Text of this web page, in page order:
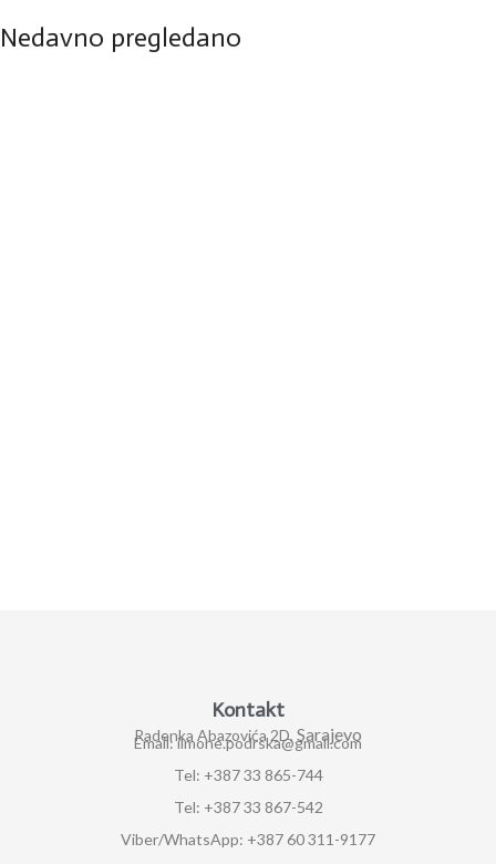
Nedavno pregledano
Kontakt
Radenka Abazovića 2D, Sarajevo
Email: ilmone.podrska@gmail.com
Tel: +387 33 865-744
Tel: +387 33 867-542
Viber/WhatsApp: +387 60 311-9177